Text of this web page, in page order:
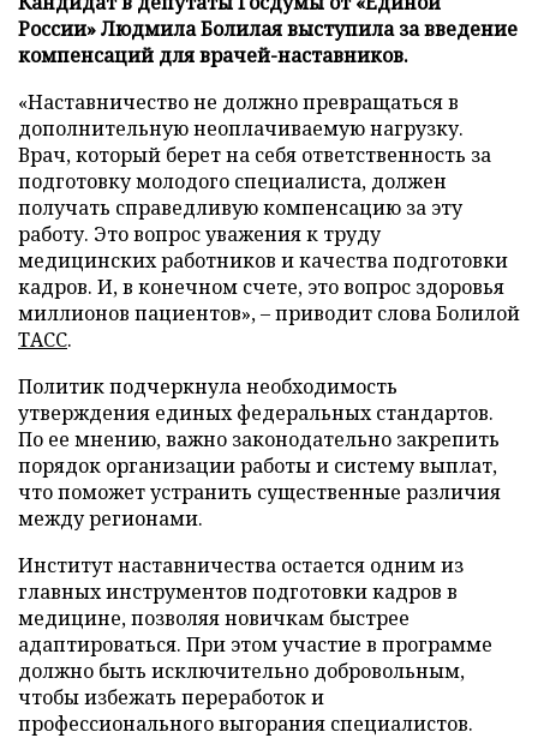
России» Людмила Болилая выступила за введение
компенсаций для врачей-наставников.
«Наставничество не должно превращаться в
дополнительную неоплачиваемую нагрузку.
Врач, который берет на себя ответственность за
подготовку молодого специалиста, должен
получать справедливую компенсацию за эту
работу. Это вопрос уважения к труду
медицинских работников и качества подготовки
кадров. И, в конечном счете, это вопрос здоровья
миллионов пациентов», – приводит слова Болилой
ТАСС.
Политик подчеркнула необходимость
утверждения единых федеральных стандартов.
По ее мнению, важно законодательно закрепить
порядок организации работы и систему выплат,
что поможет устранить существенные различия
между регионами.
Институт наставничества остается одним из
главных инструментов подготовки кадров в
медицине, позволяя новичкам быстрее
адаптироваться. При этом участие в программе
должно быть исключительно добровольным,
чтобы избежать переработок и
профессионального выгорания специалистов.